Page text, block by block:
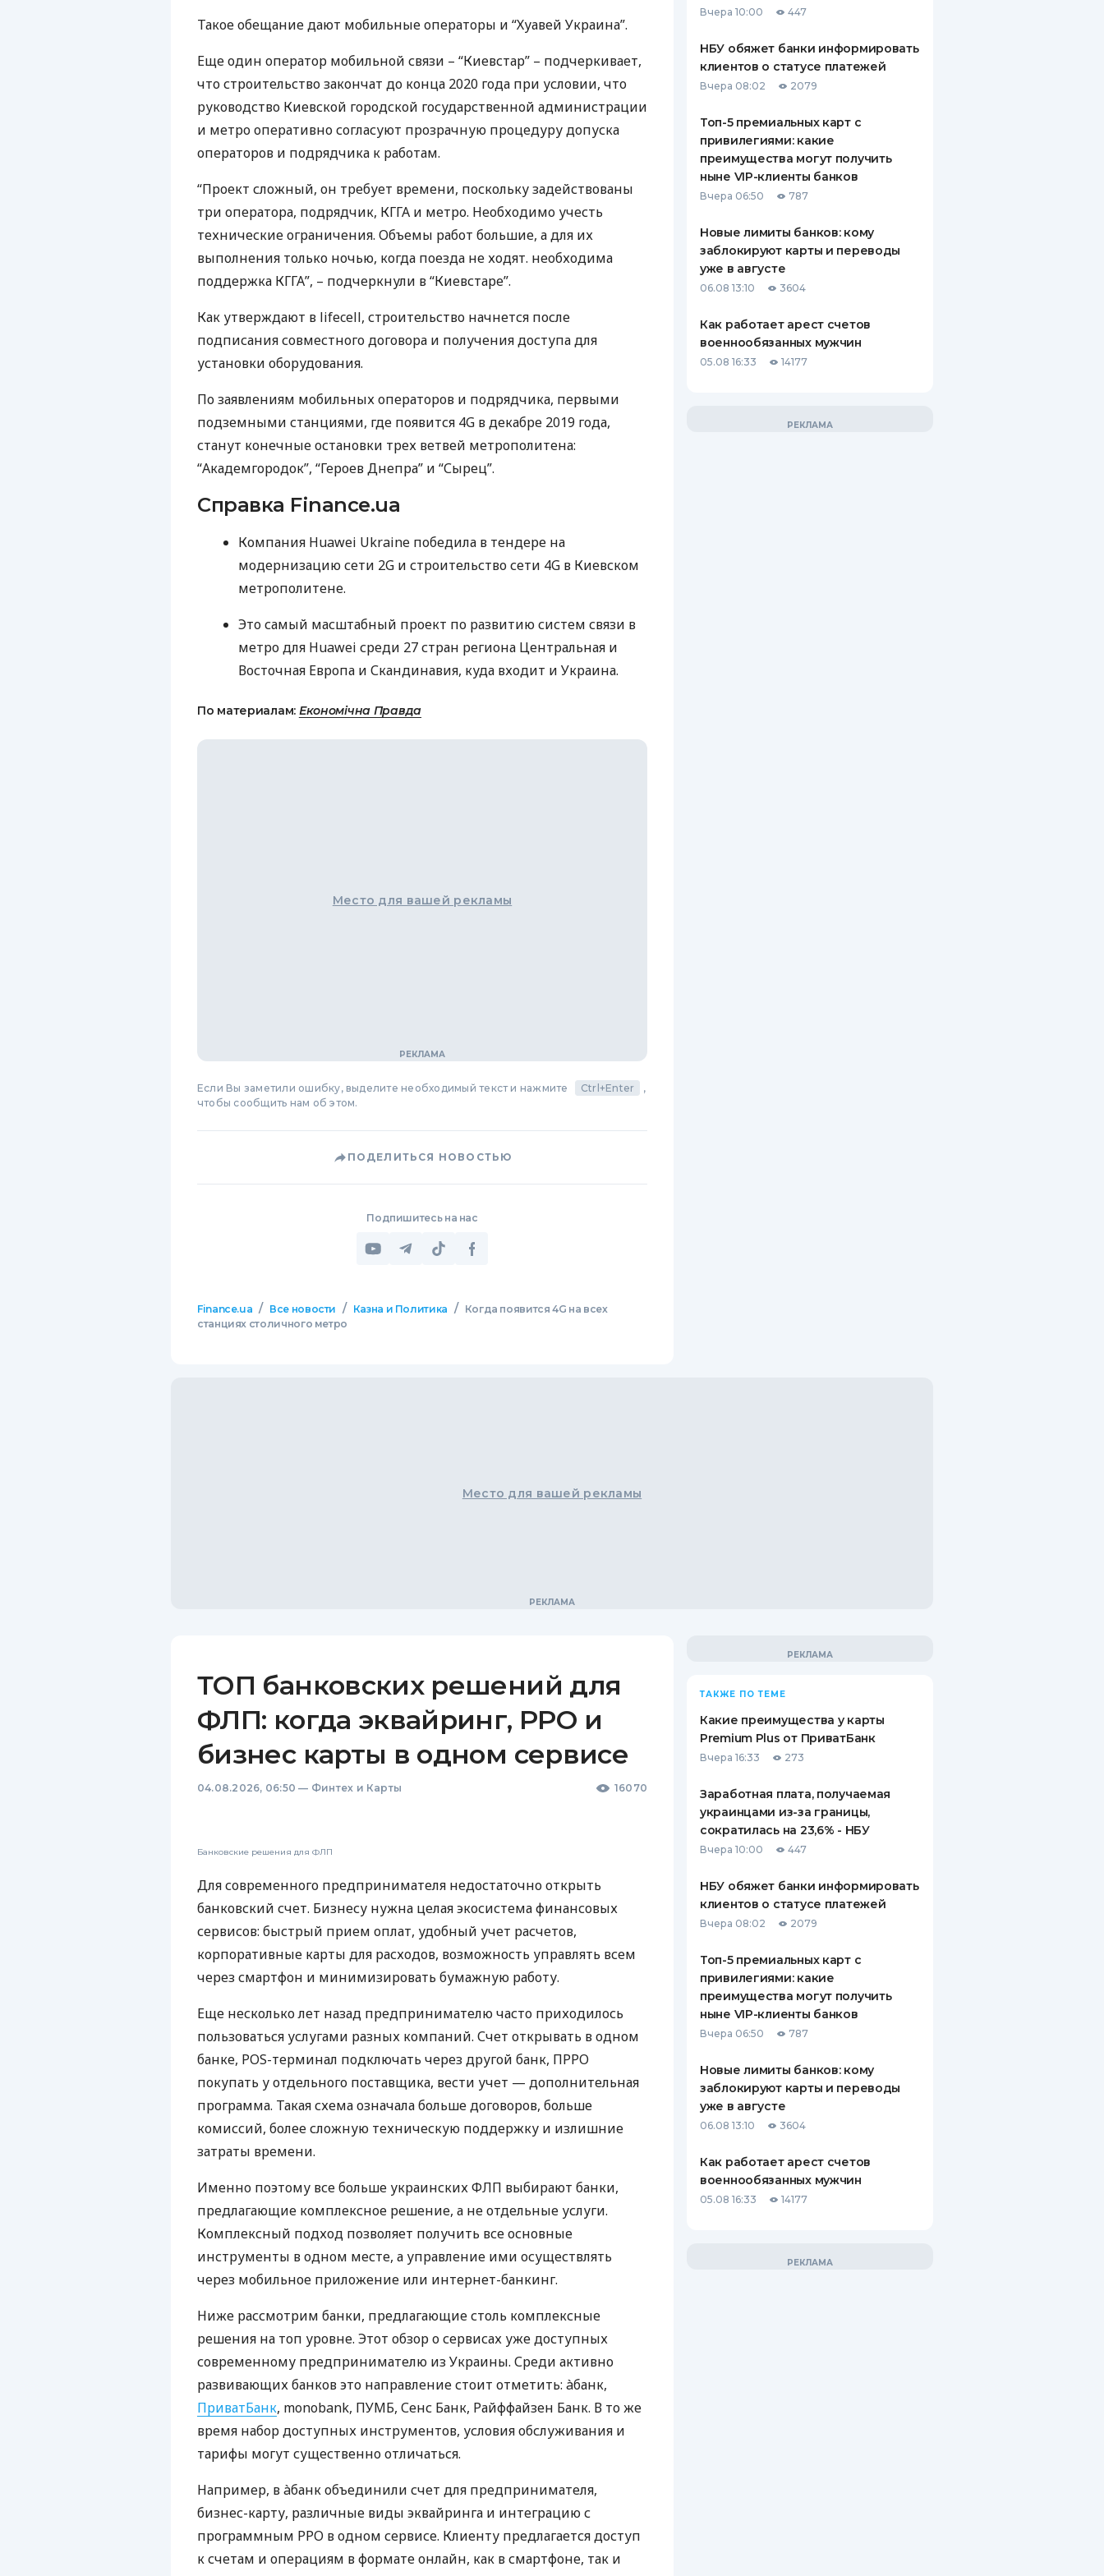
ЕЖЕМЕСЯЧНЫЙ ОБЗОР
БАНКОВСКИМ КАРТАМ
СТРАХОВАНИЮ
ВСЕ СТРАХОВЫЕ ПОЛИСЫ
ОТЗЫВЫ О СТРАХОВЫХ
КОМПАНИЯХ
Такое обещание дают мобильные операторы и “Хуавей Украина”.
Еще один оператор мобильной связи – “Киевстар” – подчеркивает,
что строительство закончат до конца 2020 года при условии, что
руководство Киевской городской государственной администрации
и метро оперативно согласуют прозрачную процедуру допуска
операторов и подрядчика к работам.
“Проект сложный, он требует времени, поскольку задействованы
три оператора, подрядчик, КГГА и метро. Необходимо учесть
технические ограничения. Объемы работ большие, а для их
выполнения только ночью, когда поезда не ходят. необходима
поддержка КГГА”, – подчеркнули в “Киевстаре”.
Как утверждают в lifecell, строительство начнется после
подписания совместного договора и получения доступа для
установки оборудования.
По заявлениям мобильных операторов и подрядчика, первыми
подземными станциями, где появится 4G в декабре 2019 года,
станут конечные остановки трех ветвей метрополитена:
“Академгородок”, “Героев Днепра” и “Сырец”.
Справка Finance.ua
Компания Huawei Ukraine победила в тендере на
модернизацию сети 2G и строительство сети 4G в Киевском
метрополитене.
Это самый масштабный проект по развитию систем связи в
метро для Huawei среди 27 стран региона Центральная и
Восточная Европа и Скандинавия, куда входит и Украина.
По материалам: Економічна Правда
Место для вашей рекламы
Если Вы заметили ошибку, выделите необходимый текст и нажмите Ctrl+Enter
,
чтобы сообщить нам об этом.
ПОДЕЛИТЬСЯ НОВОСТЬЮ
Подпишитесь на нас
Finance.ua / Все новости / Казна и Политика /
Когда появится 4G на всех
станциях столичного метро
Вчера 10:00 447
НБУ обяжет банки информировать
клиентов о статусе платежей
Вчера 08:02 2079
Топ-5 премиальных карт с
привилегиями: какие
преимущества могут получить
ныне VIP-клиенты банков
Вчера 06:50 787
Новые лимиты банков: кому
заблокируют карты и переводы
уже в августе
06.08 13:10 3604
Как работает арест счетов
военнообязанных мужчин
05.08 16:33 14177
Место для вашей рекламы
ТОП банковских решений для
ФЛП: когда эквайринг, РРО и
бизнес карты в одном сервисе
04.08.2026, 06:50 — Финтех и Карты 16070
Банковские решения для ФЛП
банковский счет. Бизнесу нужна целая экосистема финансовых
сервисов: быстрый прием оплат, удобный учет расчетов,
корпоративные карты для расходов, возможность управлять всем
через смартфон и минимизировать бумажную работу.
пользоваться услугами разных компаний. Счет открывать в одном
банке, POS-терминал подключать через другой банк, ПРРО
покупать у отдельного поставщика, вести учет — дополнительная
программа. Такая схема означала больше договоров, больше
комиссий, более сложную техническую поддержку и излишние
затраты времени.
предлагающие комплексное решение, а не отдельные услуги.
Комплексный подход позволяет получить все основные
инструменты в одном месте, а управление ими осуществлять
через мобильное приложение или интернет-банкинг.
ТАКЖЕ ПО ТЕМЕ
Какие преимущества у карты
Premium Plus от ПриватБанк
Вчера 16:33 273
Заработная плата, получаемая
украинцами из-за границы,
сократилась на 23,6% - НБУ
Вчера 10:00 447
НБУ обяжет банки информировать
клиентов о статусе платежей
Вчера 08:02 2079
Топ-5 премиальных карт с
привилегиями: какие
преимущества могут получить
ныне VIP-клиенты банков
Вчера 06:50 787
Новые лимиты банков: кому
заблокируют карты и переводы
уже в августе
06.08 13:10 3604
Как работает арест счетов
военнообязанных мужчин
05.08 16:33 14177